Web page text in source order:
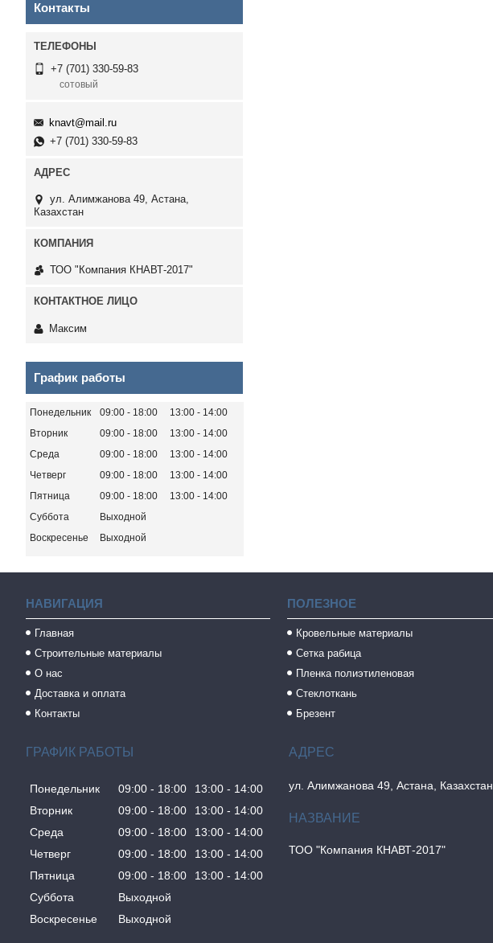
Контакты
+7 (701) 330-59-83
сотовый
knavt@mail.ru
+7 (701) 330-59-83
ул. Алимжанова 49, Астана,
Казахстан
ТОО "Компания КНАВТ-2017"
Максим
График работы
Понедельник 09:00 18:00 13:00
14:00
Вторник
09:00 18:00 13:00
14:00
Среда
09:00 18:00 13:00
14:00
Четверг
09:00 18:00 13:00
14:00
Пятница
09:00 18:00 13:00
14:00
Суббота
Выходной
Воскресенье
Выходной
НАВИГАЦИЯ
Главная
Строительные материалы
О нас
Доставка и оплата
Контакты
ПОЛЕЗНОЕ
Кровельные материалы
Сетка рабица
Пленка полиэтиленовая
Стеклоткань
Брезент
ГРАФИК РАБОТЫ
Понедельник 09:00 18:00 13:00
14:00
Вторник
09:00 18:00 13:00
14:00
Среда
09:00 18:00 13:00
14:00
Четверг
09:00 18:00 13:00
14:00
Пятница
09:00 18:00 13:00
14:00
Суббота
Выходной
Воскресенье
Выходной
ул. Алимжанова 49, Астана, Казахстан
ТОО "Компания КНАВТ-2017"